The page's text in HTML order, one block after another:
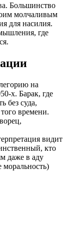
Большинство
молчаливым
для насилия.
где
на
х. Барак, где
без суда,
времени.
видит
кто
даже в аду
моральность)